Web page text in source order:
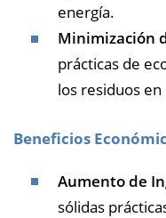
energía.
Minimización
prácticas de
los residuos en
Beneficios
Aumento de
sólidas